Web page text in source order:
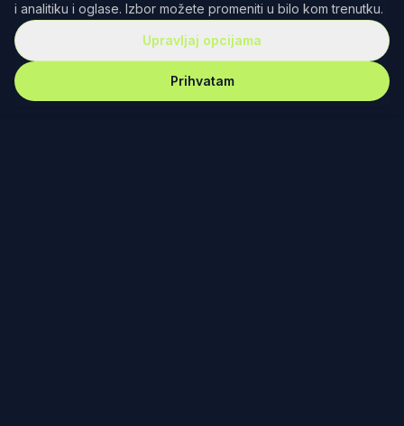
i analitiku i oglase. Izbor možete promeniti u bilo kom trenutku.
Upravljaj opcijama
Prihvatam